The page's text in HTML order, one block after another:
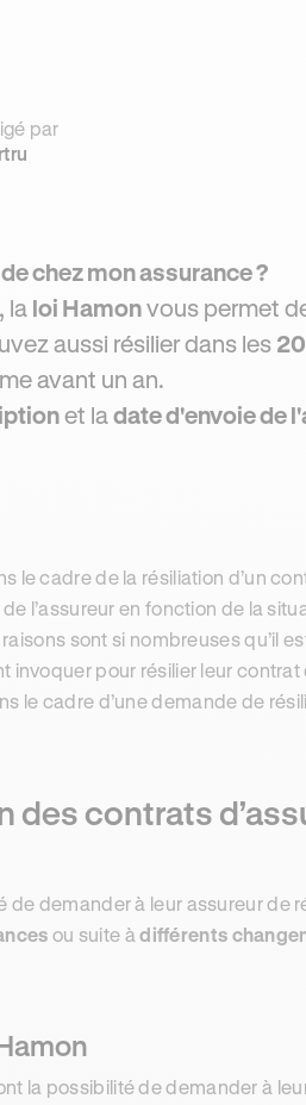
par
chez mon assurance ?
, la loi Hamonvous permet
aussi résilier dans les
avant un an.
et ladate d'envoie de
le cadre de la résiliation d’un
l’assureur en fonction de la
raisons sont si nombreuses qu’il
pour résilier leur contrat
le cadre d’une demande de
des contrats
de demander à leur assureur de
ou suite àdifférents
la possibilité de demander à